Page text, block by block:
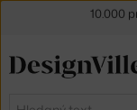
Hledat